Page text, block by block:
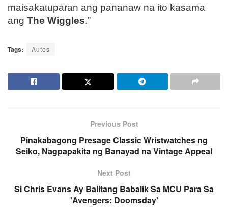
maisakatuparan ang pananaw na ito kasama
ang The Wiggles.”
Tags: Autos
Previous Post
Pinakabagong Presage Classic Wristwatches ng
Seiko, Nagpapakita ng Banayad na Vintage Appeal
Next Post
Si Chris Evans Ay Balitang Babalik Sa MCU Para Sa
'Avengers: Doomsday'